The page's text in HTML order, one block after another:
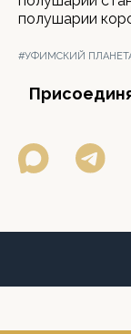
полушарии
#УФИМСКИЙ